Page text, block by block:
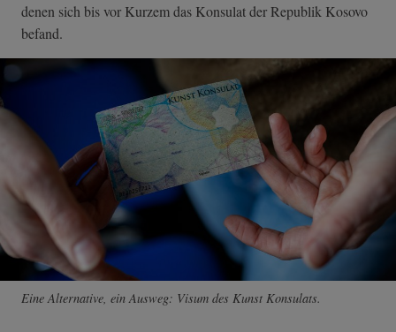
denen sich bis vor Kurzem das Konsulat der Republik Kosovo
befand.
Eine Alternative, ein Ausweg: Visum des Kunst Konsulats.